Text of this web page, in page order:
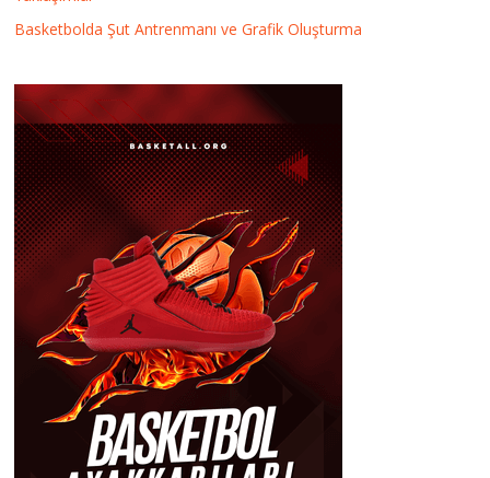
Basketbolda Şut Antrenmanı ve Grafik Oluşturma